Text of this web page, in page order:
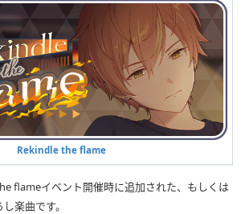
Rekindle the flame
flameイベント開催時に追加された、もしくは
楽曲です。